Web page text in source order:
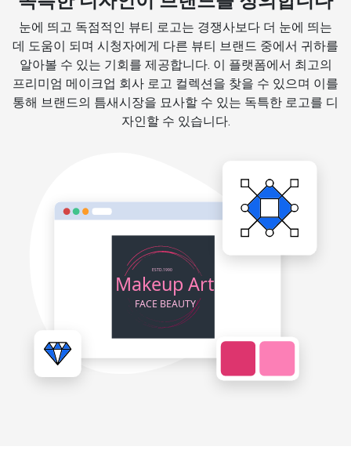
눈에 띄고 독점적인 뷰티 로고는 경쟁사보다 더 눈에 띄는
데 도움이 되며 시청자에게 다른 뷰티 브랜드 중에서 귀하를
알아볼 수 있는 기회를 제공합니다. 이 플랫폼에서 최고의
프리미엄 메이크업 회사 로고 컬렉션을 찾을 수 있으며 이를
통해 브랜드의 틈새시장을 묘사할 수 있는 독특한 로고를 디
자인할 수 있습니다.